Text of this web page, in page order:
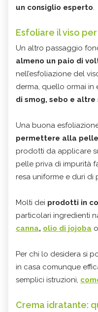
un consiglio esperto.
Esfoliare il viso
Un altro passaggio
almeno un paio di
nell’esfoliazione del
derma, quello ormai in
di smog, sebo e
Una buona
permettere alla
prodotti da applicare
pelle priva di impurità
resa uniforme e duri di
Molti dei prodotti in
particolari ingredienti
canna, olio di jojoba o
Per chi lo desidera si
in casa comunque
semplici istruzioni,
Crema idratante: